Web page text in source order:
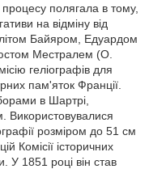
полягала в тому,
на відміну від
Байяром, Едуардом
Местралем (О.
геліографів для
пам'яток Франції.
в Шартрі,
Використовувалися
розміром до 51 см
Комісії історичних
1851 році він став